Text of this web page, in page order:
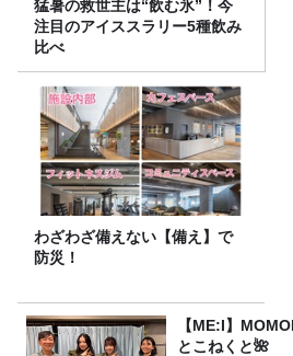
猛暑の救世主は“飲む氷”！今
注目のアイススラリー5種飲み
比べ
わざわざ備えない【備え】で
防災！
【ME:I】
とこねくと🌺